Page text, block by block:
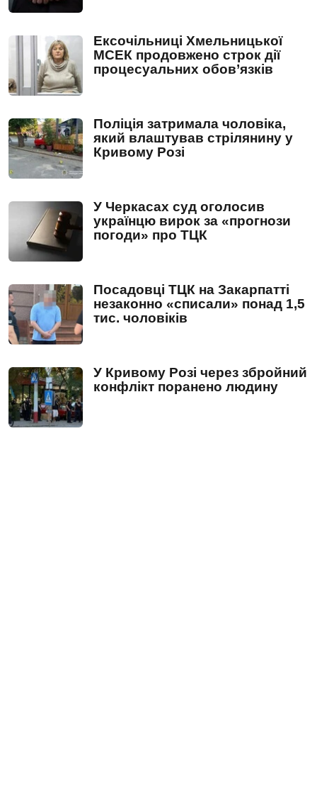
Ексочільниці Хмельницької
МСЕК продовжено строк дії
процесуальних обов’язків
Поліція затримала чоловіка,
який влаштував стрілянину у
Кривому Розі
У Черкасах суд оголосив
українцю вирок за «прогнози
погоди» про ТЦК
Посадовці ТЦК на Закарпатті
незаконно «списали» понад 1,5
тис. чоловіків
У Кривому Розі через збройний
конфлікт поранено людину